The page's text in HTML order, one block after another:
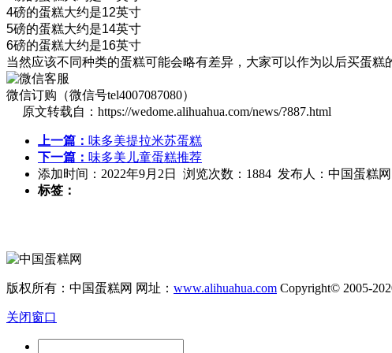
4磅的蛋糕大约是12英寸
5磅的蛋糕大约是14英寸
6磅的蛋糕大约是16英寸
当然应该不同种类的蛋糕可能会略有差异，大家可以作为以后买蛋
微信订购（微信号tel4007087080）
原文转载自：https://wedome.alihuahua.com/news/?887.html
上一篇： 味多美提拉米苏蛋糕
下一篇： 味多美儿童蛋糕推荐
添加时间：2022年9月2日 浏览次数：1884 发布人：中国蛋糕网
标签：
版权所有：中国蛋糕网 网址： www.alihuahua.com Copyright© 2005-
关闭窗口